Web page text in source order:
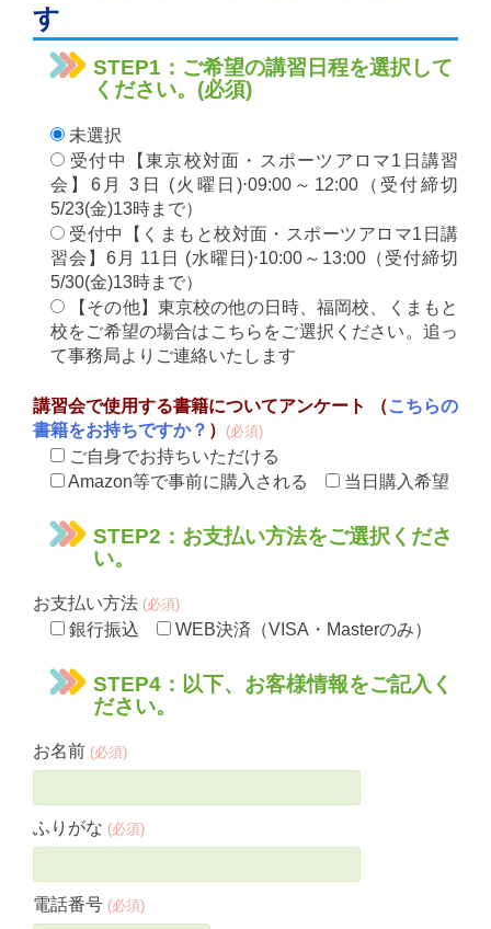
す
STEP1：ご希望の講習日程を選択して
ください。(必須)
未選択
受付中【東京校対面・スポーツアロマ1日講習
会】6月 3日 (火曜日)⋅09:00～12:00（受付締切
5/23(金)13時まで）
受付中【くまもと校対面・スポーツアロマ1日講
習会】6月 11日 (水曜日)⋅10:00～13:00（受付締切
5/30(金)13時まで）
【その他】東京校の他の日時、福岡校、くまもと
校をご希望の場合はこちらをご選択ください。追っ
て事務局よりご連絡いたします
講習会で使用する書籍についてアンケート （こちらの
書籍をお持ちですか？ ） (必須)
ご自身でお持ちいただける
Amazon等で事前に購入される
当日購入希望
STEP2：お支払い方法をご選択くださ
い。
お支払い方法 (必須)
銀行振込 WEB決済（VISA・Masterのみ）
STEP4：以下、お客様情報をご記入く
ださい。
お名前 (必須)
ふりがな (必須)
電話番号 (必須)